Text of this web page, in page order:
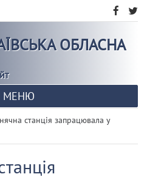
ОБЛАСНА
МЕНЮ
станція запрацювала у